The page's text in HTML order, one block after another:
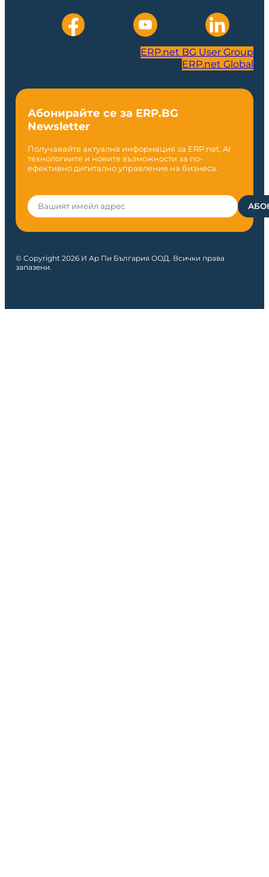
ERP.net BG User Group
ERP.net Global
Абонирайте се за ERP.BG
Newsletter
Получавайте актуална информация за ERP.net, AI
технологиите и новите възможности за по-
ефективно дигитално управление на бизнеса.
© Copyright 2026 И Ар Пи България ООД. Всички права
запазени.